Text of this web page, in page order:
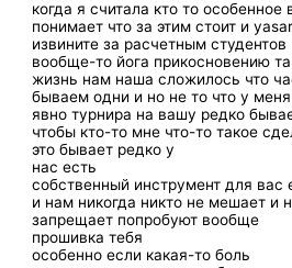
когда я считала кто то особенное
понимает что за этим стоит и yasar
извините за расчетным студентов
вообще-то йога прикосновению
жизнь нам наша сложилось что
бываем одни и но не то что у
явно турнира на вашу редко
чтобы кто-то мне что-то такое
это бывает редко у
нас есть
собственный инструмент для вас
и нам никогда никто не мешает и
запрещает попробуют вообще
прошивка тебя
особенно если какая-то боль